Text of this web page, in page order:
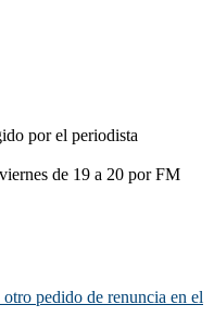
por el periodista
de 19 a 20 por FM
pedido de renuncia en el